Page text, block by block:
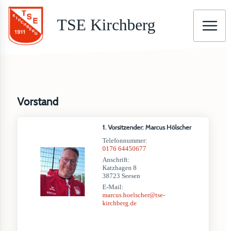
TSE Kirchberg
Vorstand
1. Vorsitzender: Marcus Hölscher
Telefonnummer:
0176 64450677
Anschrift:
Katzhagen 8
38723 Seesen
E-Mail:
marcus.hoelscher@tse-
kirchberg.de